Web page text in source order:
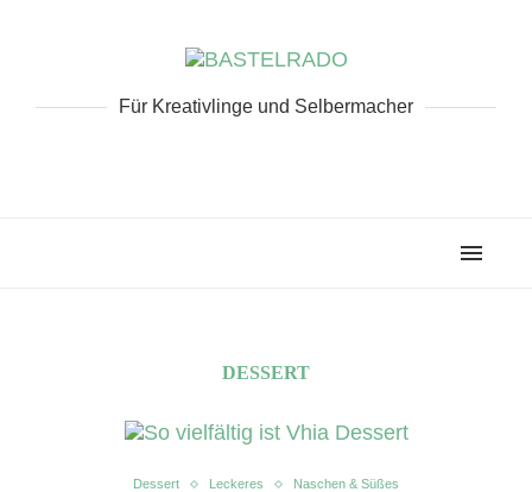
Für Kreativlinge und Selbermacher
DESSERT
Dessert Leckeres Naschen & Süßes